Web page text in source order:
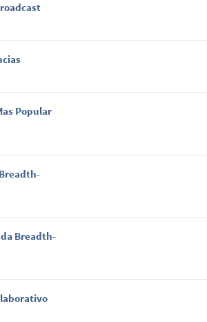
Popular
Breadth-